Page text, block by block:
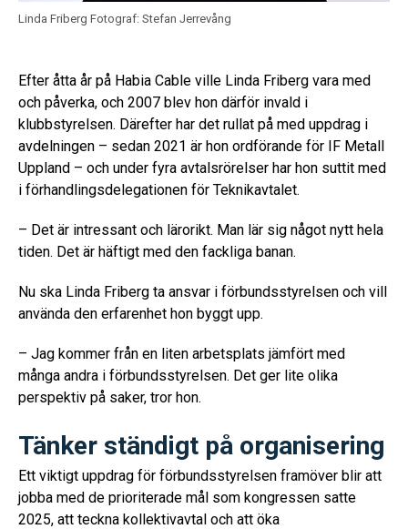
Linda Friberg Fotograf: Stefan Jerrevång
Efter åtta år på Habia Cable ville Linda Friberg vara med
och påverka, och 2007 blev hon därför invald i
klubbstyrelsen. Därefter har det rullat på med uppdrag i
avdelningen – sedan 2021 är hon ordförande för IF Metall
Uppland – och under fyra avtalsrörelser har hon suttit med
i förhandlingsdelegationen för Teknikavtalet.
– Det är intressant och lärorikt. Man lär sig något nytt hela
tiden. Det är häftigt med den fackliga banan.
Nu ska Linda Friberg ta ansvar i förbundsstyrelsen och vill
använda den erfarenhet hon byggt upp.
– Jag kommer från en liten arbetsplats jämfört med
många andra i förbundsstyrelsen. Det ger lite olika
perspektiv på saker, tror hon.
Tänker ständigt på organisering
Ett viktigt uppdrag för förbundsstyrelsen framöver blir att
jobba med de prioriterade mål som kongressen satte
2025, att teckna kollektivavtal och att öka